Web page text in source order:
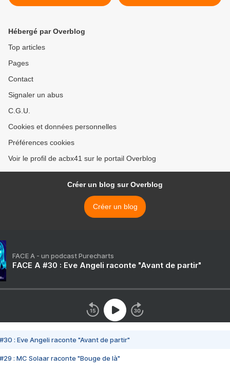
d'Auguste Clésinger
Château de Versailles >
Hébergé par Overblog
Top articles
Pages
Contact
Signaler un abus
C.G.U.
Cookies et données personnelles
Préférences cookies
Voir le profil de acbx41 sur le portail Overblog
Créer un blog sur Overblog
Créer un blog
FACE A - un podcast Purecharts
FACE A #30 : Eve Angeli raconte "Avant de partir"
#30 : Eve Angeli raconte "Avant de partir"
#29 : MC Solaar raconte "Bouge de là"